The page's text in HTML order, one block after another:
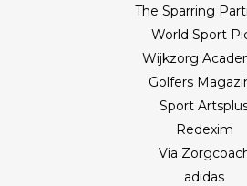
The Sparring
World Sport
Wijkzorg
Golfers
Sport
Redexim
Via
adidas